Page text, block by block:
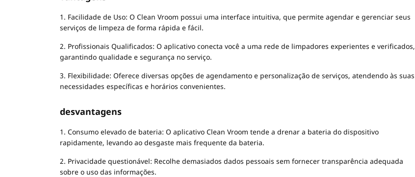
1. Facilidade de Uso: O Clean Vroom possui uma interface intuitiva, que permite agendar e gerenciar seus
serviços de limpeza de forma rápida e fácil.
2. Profissionais Qualificados: O aplicativo conecta você a uma rede de limpadores experientes e verificados,
garantindo qualidade e segurança no serviço.
3. Flexibilidade: Oferece diversas opções de agendamento e personalização de serviços, atendendo às suas
necessidades específicas e horários convenientes.
desvantagens
1. Consumo elevado de bateria: O aplicativo Clean Vroom tende a drenar a bateria do dispositivo
rapidamente, levando ao desgaste mais frequente da bateria.
2. Privacidade questionável: Recolhe demasiados dados pessoais sem fornecer transparência adequada
sobre o uso das informações.